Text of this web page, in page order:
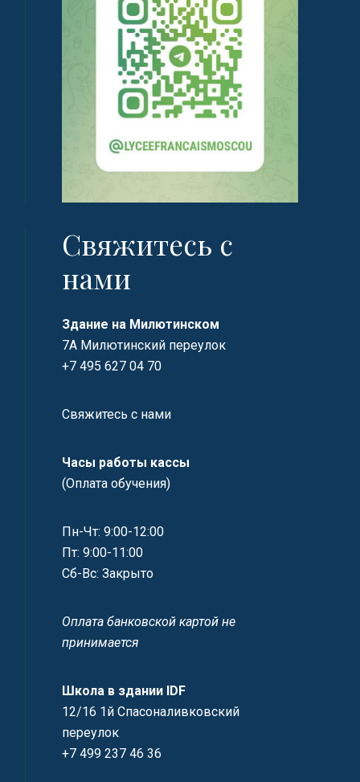
Свяжитесь с
нами
Здание на Милютинском
7А Милютинский переулок
+7 495 627 04 70
Свяжитесь с нами
Часы работы кассы
(Оплата обучения)
Пн-Чт: 9:00-12:00
Пт: 9:00-11:00
Сб-Вс: Закрыто
Оплата банковской картой не
принимается
Школа в здании IDF
12/16 1й Спасоналивковский
переулок
+7 499 237 46 36